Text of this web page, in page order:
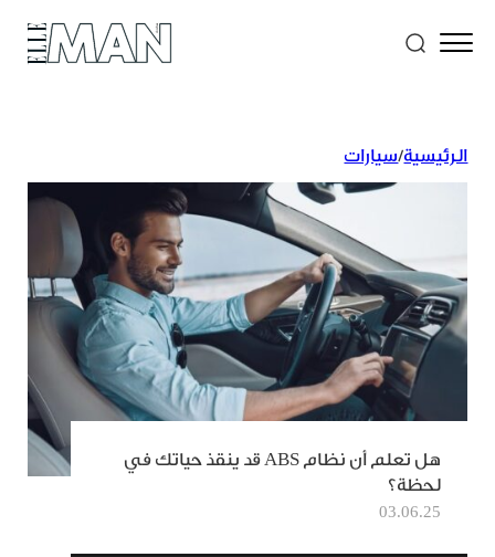
الرئيسية/سيارات
هل تعلم أن نظام ABS قد ينقذ حياتك في
لحظة؟
03.06.25